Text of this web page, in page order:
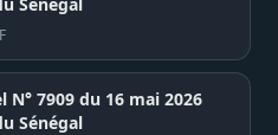
N° 7909 du 16 mai 2026
Sénégal